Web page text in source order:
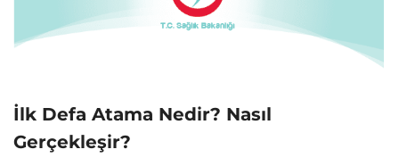
İlk Defa Atama Nedir? Nasıl
Gerçekleşir?